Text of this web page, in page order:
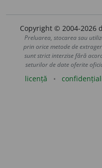
Copyright © 2004-2026
Preluarea, stocarea sau
prin orice metode de
sunt strict interzise fără
seturilor de date oferite
licență